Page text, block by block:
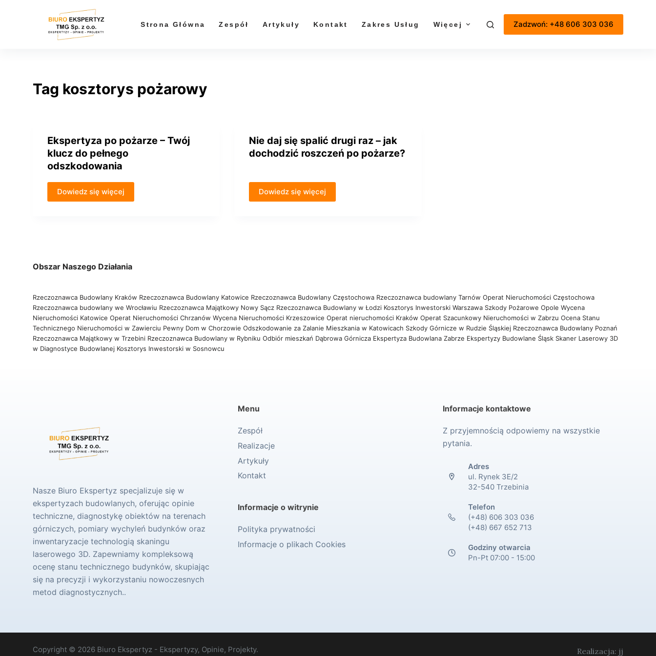
Strona Główna Zespół Artykuły Kontakt Zakres Usług Więcej Zadzwoń: +48 606 303 036
Tag kosztorys pożarowy
Ekspertyza po pożarze – Twój
klucz do pełnego
odszkodowania
Dowiedz się więcej
Nie daj się spalić drugi raz – jak
dochodzić roszczeń po pożarze?
Dowiedz się więcej
Obszar Naszego Działania
Rzeczoznawca Budowlany Kraków Rzeczoznawca Budowlany Katowice Rzeczoznawca Budowlany Częstochowa Rzeczoznawca budowlany Tarnów Operat Nieruchomości Częstochowa
Rzeczoznawca budowlany we Wrocławiu Rzeczoznawca Majątkowy Nowy Sącz Rzeczoznawca Budowlany w Łodzi Kosztorys Inwestorski Warszawa Szkody Pożarowe OpoleWycena
Nieruchomości Katowice Operat Nieruchomości Chrzanów Wycena Nieruchomości KrzeszowiceOperat nieruchomości Kraków Operat Szacunkowy Nieruchomości w ZabrzuOcena Stanu
Technicznego Nieruchomości w Zawierciu Pewny Dom w Chorzowie Odszkodowanie za Zalanie Mieszkania w Katowicach Szkody Górnicze w Rudzie Śląskiej Rzeczoznawca Budowlany Poznań
Rzeczoznawca Majątkowy w Trzebini Rzeczoznawca Budowlany w RybnikuOdbiór mieszkań Dąbrowa Górnicza Ekspertyza Budowlana Zabrze Ekspertyzy Budowlane Śląsk Skaner Laserowy 3D
w Diagnostyce Budowlanej Kosztorys Inwestorski w Sosnowcu
Nasze Biuro Ekspertyz specjalizuje się w
ekspertyzach budowlanych, oferując opinie
techniczne, diagnostykę obiektów na terenach
górniczych, pomiary wychyleń budynków oraz
inwentaryzacje technologią skaningu
laserowego 3D. Zapewniamy kompleksową
ocenę stanu technicznego budynków, skupiając
się na precyzji i wykorzystaniu nowoczesnych
metod diagnostycznych..
Menu
Zespół
Realizacje
Artykuły
Kontakt
Informacje o witrynie
Polityka prywatności
Informacje o plikach Cookies
Informacje kontaktowe
Z przyjemnością odpowiemy na wszystkie
pytania.
Adres
ul. Rynek 3E/2
32-540 Trzebinia
Telefon
(+48) 606 303 036
(+48) 667 652 713
Godziny otwarcia
Pn-Pt 07:00 - 15:00
Copyright © 2026 Biuro Ekspertyz - Ekspertyzy, Opinie, Projekty. Realizacja: jj